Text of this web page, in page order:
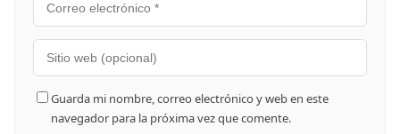
Guarda mi nombre, correo electrónico y web en este
navegador para la próxima vez que comente.